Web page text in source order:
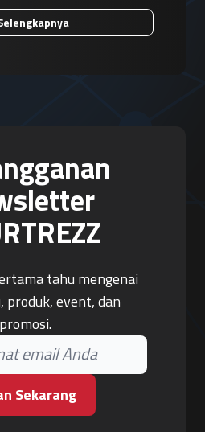
tahu mengenai
event, dan
promosi.
Sekarang